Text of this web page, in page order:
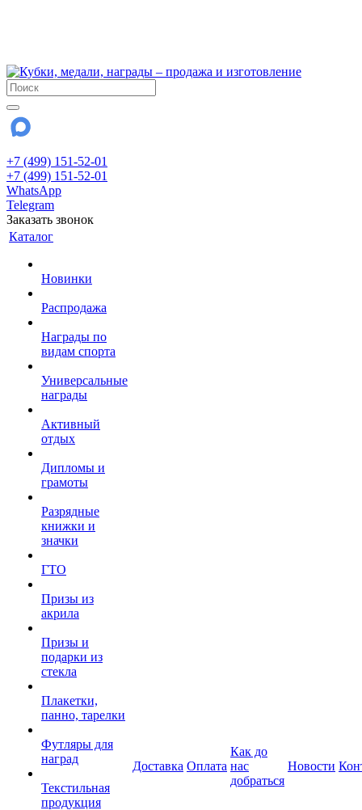
+7 (499) 151-52-01
+7 (499) 151-52-01
WhatsApp
Telegram
Заказать звонок
Каталог
Новинки
Распродажа
Награды по
видам спорта
Универсальные
награды
Активный
отдых
Дипломы и
грамоты
Разрядные
книжки и
значки
ГТО
Призы из
акрила
Призы и
подарки из
стекла
Плакетки,
панно, тарелки
Футляры для
наград
Текстильная
продукция
Доставка Оплата
Как до
нас
добраться
Новости